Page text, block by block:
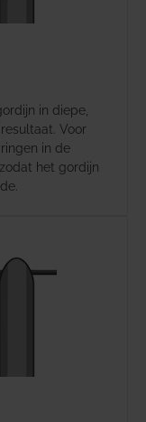
in diepe,
Voor
in de
het gordijn